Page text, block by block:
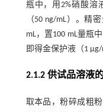
瓶中，用2%硝酸溶
（50 ng/mL）。精
mL，置100 mL量瓶
即得金保护液（1 μg/
2.1.2 供试品溶液
取本品，粉碎成粗